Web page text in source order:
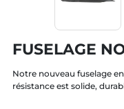
FUSELAGE
Notre nouveau fuselage
résistance est solide,